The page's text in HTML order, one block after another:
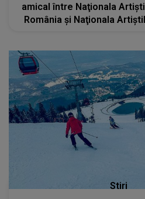
amical între Naţionala
România şi Naţionala
Stiri